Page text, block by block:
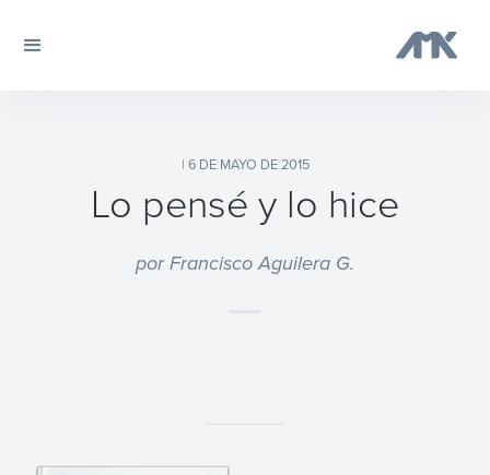
| 6 DE MAYO DE 2015
Lo pensé y lo hice
por Francisco Aguilera G.